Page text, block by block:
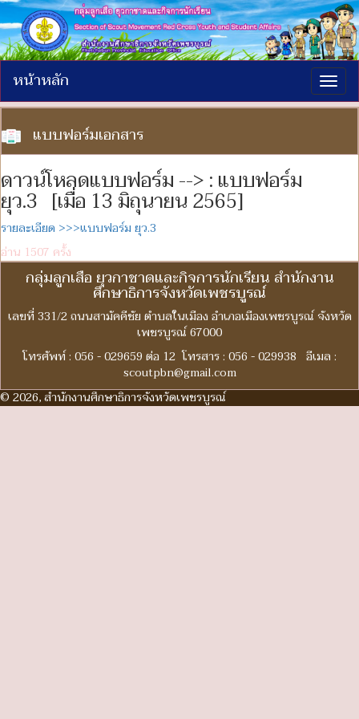
หน้าหลัก
แบบฟอร์มเอกสาร
ดาวน์โหลดแบบฟอร์ม --> : แบบฟอร์ม
ยุว.3 [เมื่อ 13 มิถุนายน 2565]
รายละเอียด >>>แบบฟอร์ม ยุว.3
อ่าน 1507 ครั้ง
กลุ่มลูกเสือ ยุวกาชาดและกิจการนักเรียน สำนักงาน
ศึกษาธิการจังหวัดเพชรบูรณ์
เลขที่ 331/2 ถนนสามัคคีชัย ตำบลในเมือง อำเภอเมืองเพชรบูรณ์ จังหวัด
เพชรบูรณ์ 67000
โทรศัพท์ : 056 - 029659 ต่อ 12 โทรสาร : 056 - 029938 อีเมล :
scoutpbn@gmail.com
© 2026, สำนักงานศึกษาธิการจังหวัดเพชรบูรณ์